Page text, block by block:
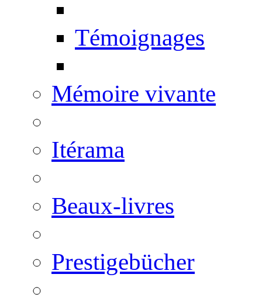
Témoignages
Mémoire vivante
Itérama
Beaux-livres
Prestigebücher